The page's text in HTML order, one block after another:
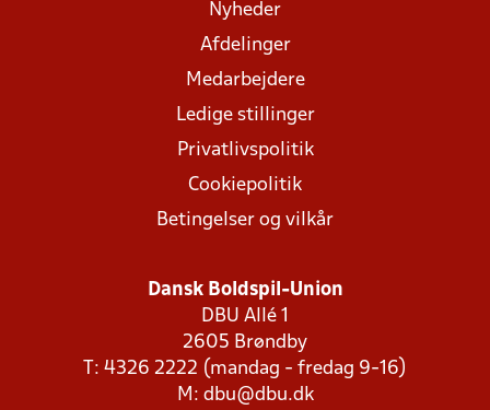
Nyheder
Afdelinger
Medarbejdere
Ledige stillinger
Privatlivspolitik
Cookiepolitik
Betingelser og vilkår
Dansk Boldspil-Union
DBU Allé 1
2605 Brøndby
T: 4326 2222 (mandag - fredag 9-16)
M: dbu@dbu.dk